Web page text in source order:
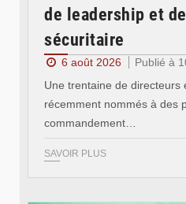
de leadership et
sécuritaire
6 août 2026
Publié à
Une trentaine de directeurs
récemment nommés à des
commandement…
SAVOIR PLUS